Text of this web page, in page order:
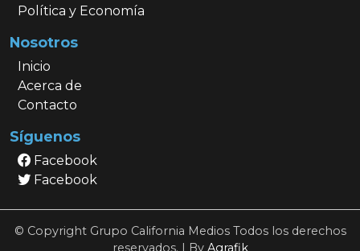
Política y Economía
Nosotros
Inicio
Acerca de
Contacto
Síguenos
Facebook
Facebook
© Copyright Grupo California Medios Todos los derechos
reservados. | By Agrafik